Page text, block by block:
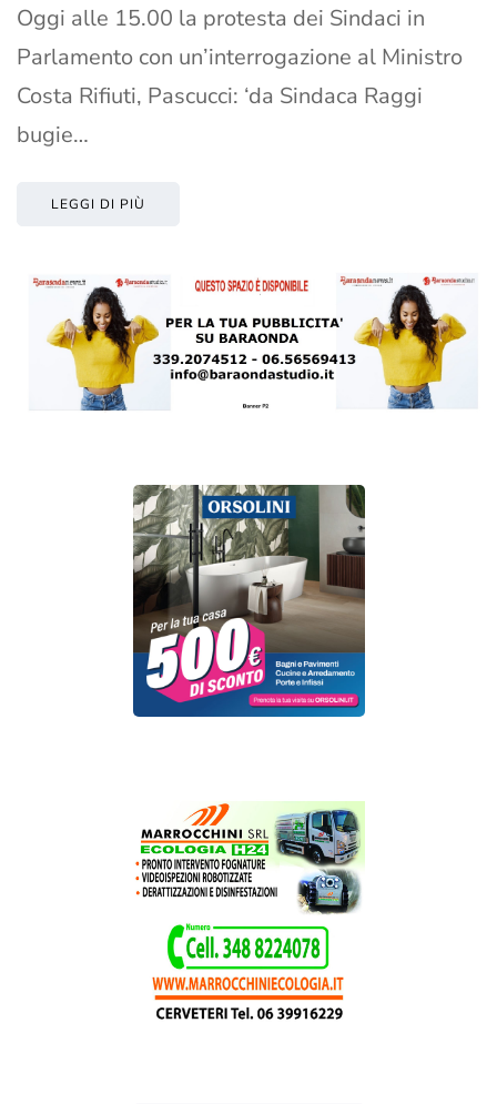
Oggi alle 15.00 la protesta dei Sindaci in
Parlamento con un’interrogazione al Ministro
Costa Rifiuti, Pascucci: ‘da Sindaca Raggi
bugie…
LEGGI DI PIÙ